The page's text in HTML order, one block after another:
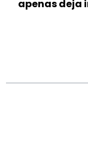
apenas deja